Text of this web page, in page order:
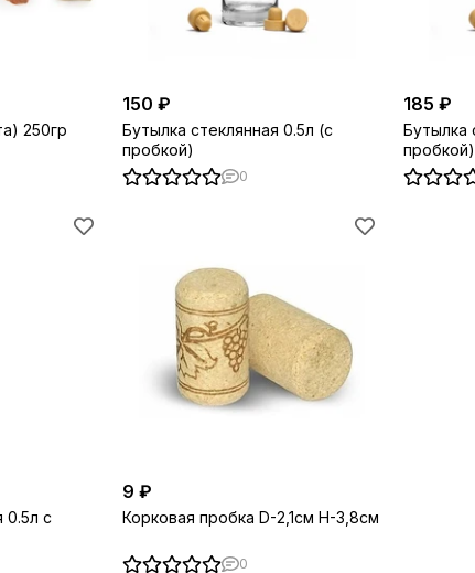
250гр
150 ₽
Бутылка стеклянная 0.5л (с
пробкой)
0
185 ₽
Бутылка
пробкой)
0.5л с
9 ₽
Корковая пробка D-2,1см H-3,8см
0